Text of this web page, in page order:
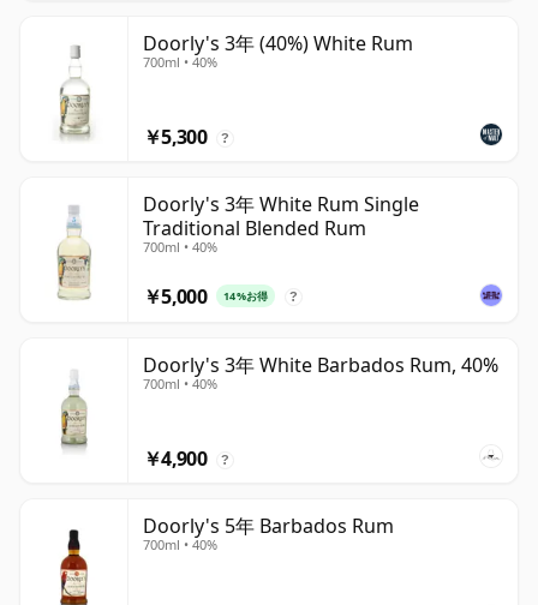
Doorly's 3年 (40%) White Rum
700ml • 40%
￥5,300 ?
Doorly's 3年 White Rum Single
Traditional Blended Rum
700ml • 40%
￥5,000 14%お得 ?
Doorly's 3年 White Barbados Rum, 40%
700ml • 40%
￥4,900 ?
Doorly's 5年 Barbados Rum
700ml • 40%